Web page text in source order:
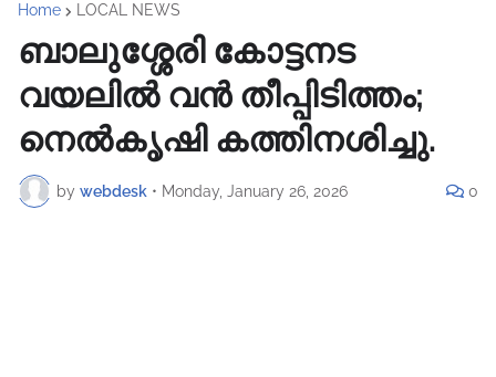
Home LOCAL NEWS
ബാലുശ്ശേരി കോട്ടനട
വയലിൽ വൻ തീപ്പിടിത്തം;
നെൽകൃഷി കത്തിനശിച്ചു.
by webdesk • Monday, January 26, 2026 0